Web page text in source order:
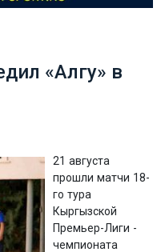
«Алгу» в
21 августа
прошли матчи 18-
го тура
Кыргызской
Премьер-Лиги -
чемпионата